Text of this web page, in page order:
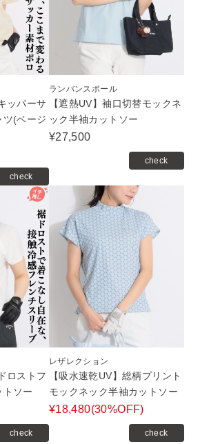
ッパーサ
ツ(ベージ
check
ランバンスポール
【遮熱UV】袖口切替モックネ
ック半袖カットソー
¥27,500
check
ロストフ
トソー
check
レザレクション
【吸水速乾UV】総柄プリント
モックネック半袖カットソー
¥18,480(30%OFF)
check